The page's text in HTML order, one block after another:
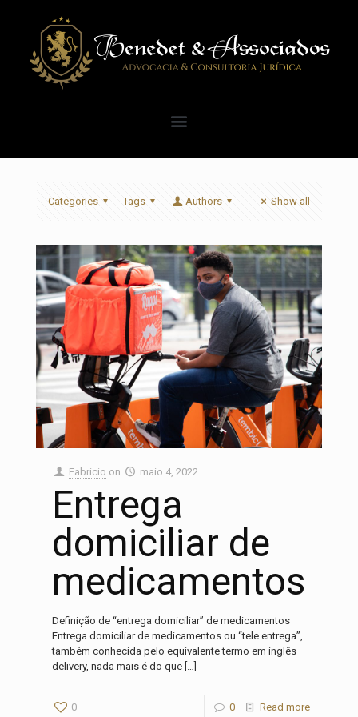
Categories Tags Authors Show all
Fabricio on maio 4, 2022
Entrega
domiciliar de
medicamentos
Definição de “entrega domiciliar” de medicamentos
Entrega domiciliar de medicamentos ou “tele entrega”,
também conhecida pelo equivalente termo em inglês
delivery, nada mais é do que […]
0 0 Read more